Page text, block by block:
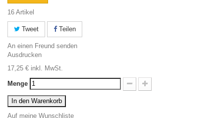
16 Artikel
Tweet Teilen
An einen Freund senden
Ausdrucken
17,25 € inkl. MwSt.
Menge
In den Warenkorb
Auf meine Wunschliste